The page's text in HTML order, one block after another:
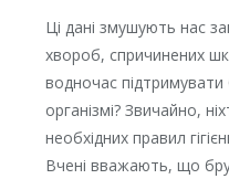
Ці дані змушують нас
хвороб, спричинених
водночас
організмі? Звичайно,
необхідних правил
Вчені вважають, що